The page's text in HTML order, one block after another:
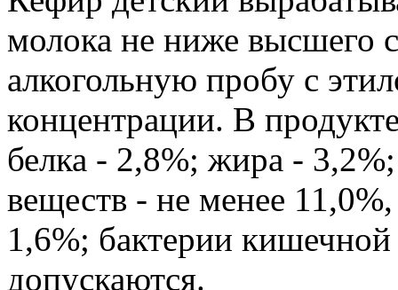
молока не ниже высшего
алкогольную пробу с
концентрации. В
белка - 2,8%; жира -
веществ - не менее
1,6%; бактерии
допускаются.